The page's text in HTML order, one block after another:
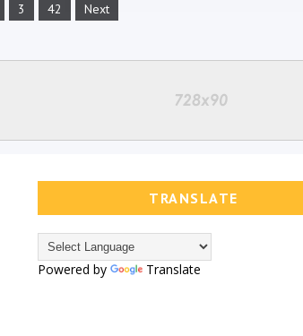
3 42 Next
TRANSLATE
Powered by Translate